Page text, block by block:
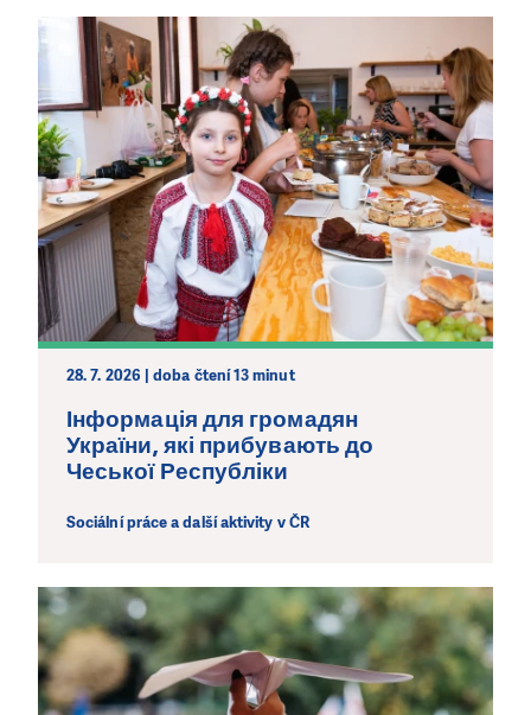
28. 7. 2026 | doba čtení 13 minut
Інформація для громадян
України, які прибувають до
Чеської Республіки
Sociální práce a další aktivity v ČR
LÍBÍ SE VÁM, CO DĚLÁME?
PODPOŘTE NÁS!